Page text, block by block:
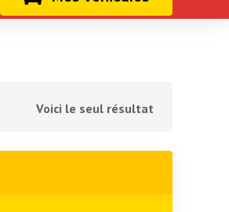
Voici le seul résultat